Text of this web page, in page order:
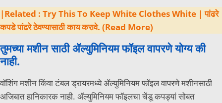
|Related : Try This To Keep White Clothes White | पांढरे
कपडे पांढरे ठेवण्यासाठी काय करावे. (Read More)
तुमच्या मशीन साठी ॲल्युमिनियम फॉइल वापरणे योग्य की
नाही.
वॉशिंग मशीन किंवा टंबल ड्रायरमध्ये ॲल्युमिनियम फॉइल वापरणे मशीनसाठी
अजिबात हानिकारक नाही. ॲल्युमिनियम फॉइलचा चेंडू कपड्यां सोबत